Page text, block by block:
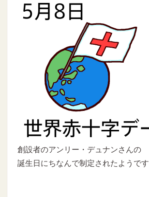
創設者のアンリー・デュナンさんの
誕生日にちなんで制定されたようです